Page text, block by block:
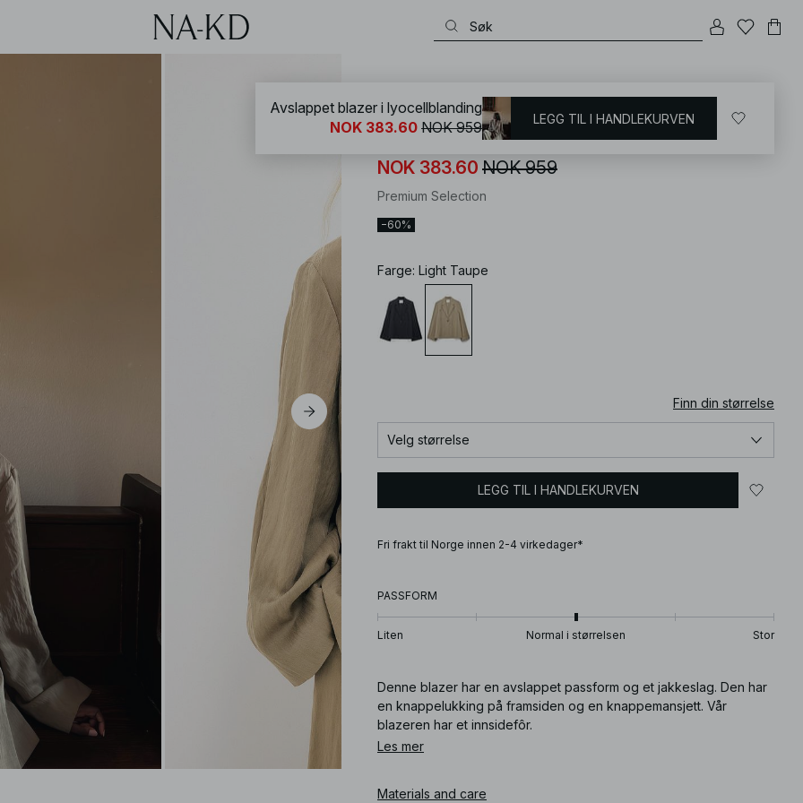
Avslappet blazer i lyocellblanding
NOK 383.60 NOK 959
Premium Selection
−60%
Farge: Light Taupe
Finn din størrelse
Velg størrelse
LEGG TIL I HANDLEKURVEN
Fri frakt til Norge innen 2-4 virkedager*
PASSFORM
Liten Normal i størrelsen Stor
Denne blazer har en avslappet passform og et jakkeslag. Den har
en knappelukking på framsiden og en knappemansjett. Vår
blazeren har et innsidefôr.
Les mer
Materials and care
Avslappet blazer i lyocellblanding
NOK 383.60 NOK 959 LEGG TIL I HANDLEKURVEN